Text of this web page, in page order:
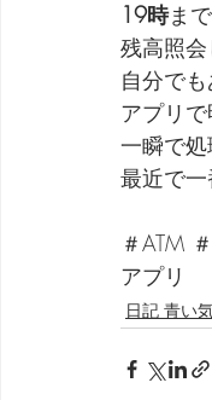
19時ま
残高照会
自分で
アプリ
一瞬で処
最近で一
＃ATM
アプリ
日記 青い